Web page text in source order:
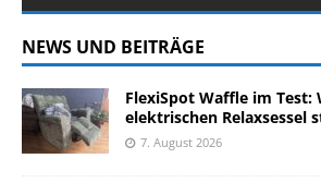
NEWS UND BEITRÄGE
FlexiSpot Waffle im Test:
elektrischen Relaxsessel
7. August 2026